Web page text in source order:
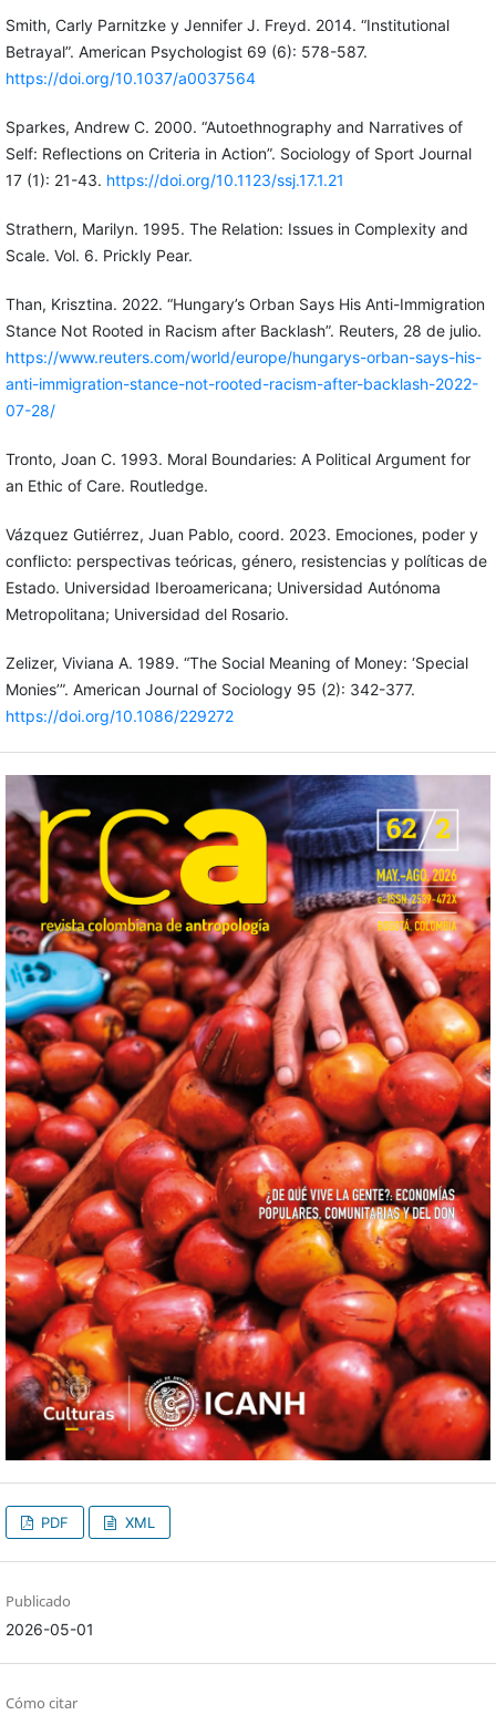
Smith, Carly Parnitzke y Jennifer J. Freyd. 2014. “Institutional
Betrayal”. American Psychologist 69 (6): 578-587.
https://doi.org/10.1037/a0037564
Sparkes, Andrew C. 2000. “Autoethnography and Narratives of
Self: Reflections on Criteria in Action”. Sociology of Sport Journal
17 (1): 21-43. https://doi.org/10.1123/ssj.17.1.21
Strathern, Marilyn. 1995. The Relation: Issues in Complexity and
Scale. Vol. 6. Prickly Pear.
Than, Krisztina. 2022. “Hungary’s Orban Says His Anti-Immigration
Stance Not Rooted in Racism after Backlash”. Reuters, 28 de julio.
https://www.reuters.com/world/europe/hungarys-orban-says-his-
anti-immigration-stance-not-rooted-racism-after-backlash-2022-
07-28/
Tronto, Joan C. 1993. Moral Boundaries: A Political Argument for
an Ethic of Care. Routledge.
Vázquez Gutiérrez, Juan Pablo, coord. 2023. Emociones, poder y
conflicto: perspectivas teóricas, género, resistencias y políticas de
Estado. Universidad Iberoamericana; Universidad Autónoma
Metropolitana; Universidad del Rosario.
Zelizer, Viviana A. 1989. “The Social Meaning of Money: ‘Special
Monies’”. American Journal of Sociology 95 (2): 342-377.
https://doi.org/10.1086/229272
PDF XML
Publicado
2026-05-01
Cómo citar